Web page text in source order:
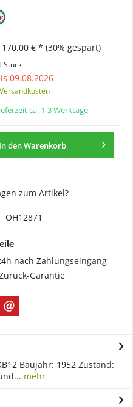
170,00 € * (30% gespart)
Stück
09.08.2026
ca. 1-3 Werktage
In denWarenkorb
zum Artikel?
OH12871
nach Zahlungseingang
Garantie
Baujahr: 1952 Zustand:
mehr